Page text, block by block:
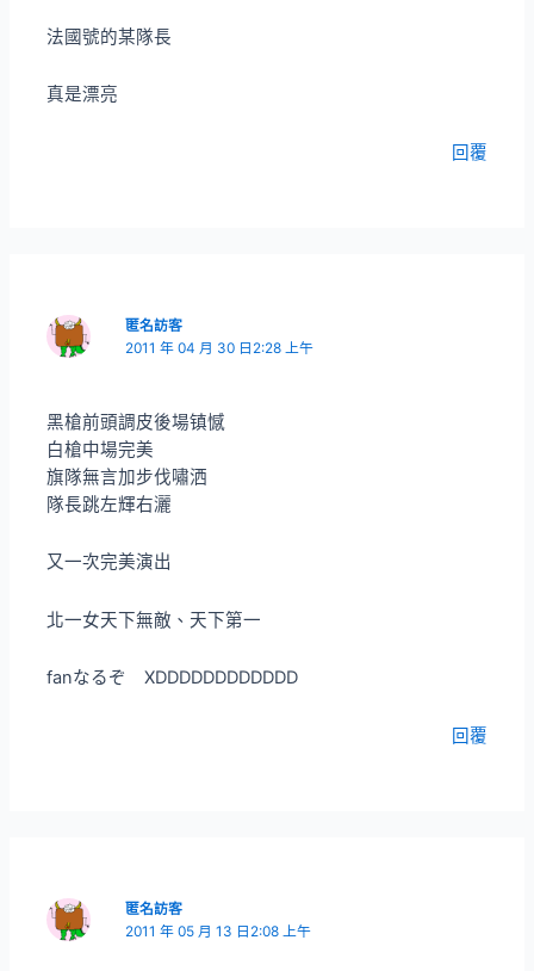
法國號的某隊長
真是漂亮
回覆
匿名訪客
2011 年 04 月 30 日2:28 上午
黑槍前頭調皮後場镇憾
白槍中場完美
旗隊無言加步伐嘯洒
隊長跳左輝右灑
又一次完美演出
北一女天下無敵、天下第一
fanなるぞ XDDDDDDDDDDDD
回覆
匿名訪客
2011 年 05 月 13 日2:08 上午